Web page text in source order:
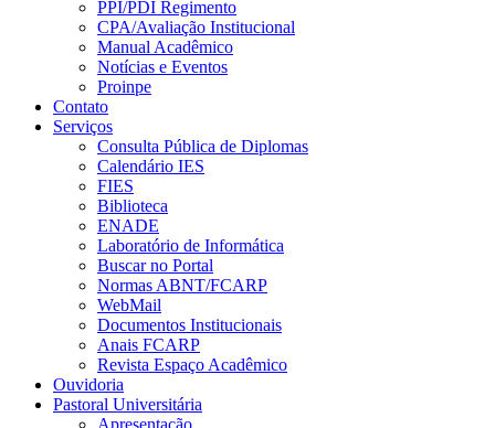
PPI/PDI Regimento
CPA/Avaliação Institucional
Manual Acadêmico
Notícias e Eventos
Proinpe
Contato
Serviços
Consulta Pública de Diplomas
Calendário IES
FIES
Biblioteca
ENADE
Laboratório de Informática
Buscar no Portal
Normas ABNT/FCARP
WebMail
Documentos Institucionais
Anais FCARP
Revista Espaço Acadêmico
Ouvidoria
Pastoral Universitária
Apresentação